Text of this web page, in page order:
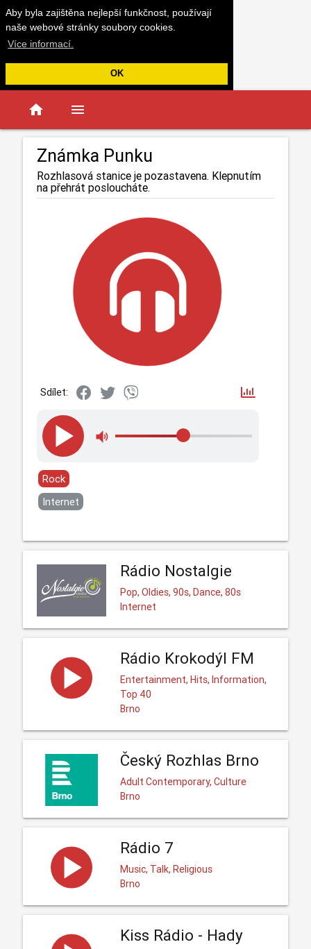
Aby byla zajištěna nejlepší funkčnost, používají
naše webové stránky soubory cookies.
Více informací.
OK
home menu
Známka Punku
Rozhlasová stanice je pozastavena. Klepnutím
na přehrát posloucháte.
Sdílet:
Rock
Internet
Rádio Nostalgie
Pop, Oldies, 90s, Dance, 80s
Internet
Rádio Krokodýl FM
Entertainment, Hits, Information,
Top 40
Brno
Český Rozhlas Brno
Adult Contemporary, Culture
Brno
Rádio 7
Music, Talk, Religious
Brno
Kiss Rádio - Hady